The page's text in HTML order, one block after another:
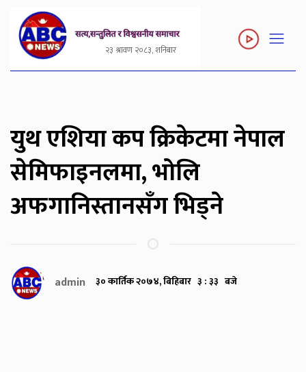
२३ श्रावण २०८३, शनिबार
युथ एशिया कप क्रिकेटमा नेपाल
सेमिफाइनलमा, भोलि
अफगानिस्तानसँग भिड्ने
admin ३० कार्तिक २०७४, बिहिबार ३ : ३३ बजे